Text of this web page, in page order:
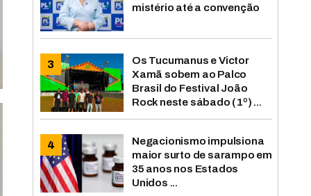
mistério até a convenção
Os Tucumanus e Victor
Xamã sobem ao Palco
Brasil do Festival João
Rock neste sábado (1º) ...
Negacionismo impulsiona
maior surto de sarampo em
35 anos nos Estados
Unidos ...